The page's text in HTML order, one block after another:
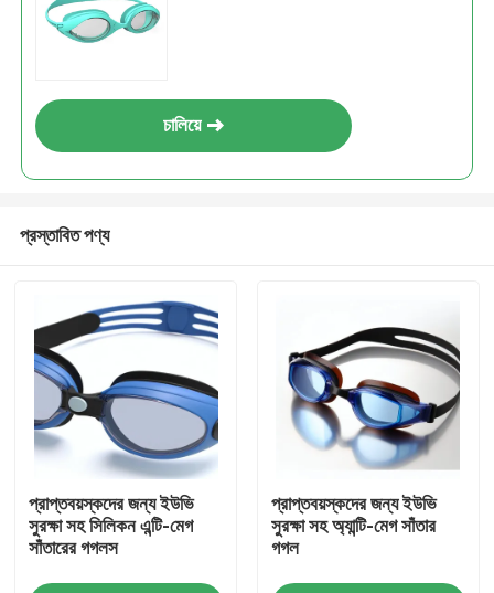
চালিয়ে
প্রস্তাবিত পণ্য
প্রাপ্তবয়স্কদের জন্য ইউভি
সুরক্ষা সহ সিলিকন এন্টি-মেগ
সাঁতারের গগলস
প্রাপ্তবয়স্কদের জন্য ইউভি
সুরক্ষা সহ অ্যান্টি-মেগ সাঁতার
গগল